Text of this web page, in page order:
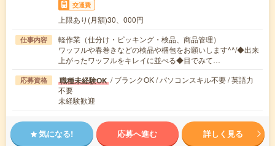
交通費
上限あり(月額)30、000円
仕事内容
軽作業（仕分け・ピッキング・検品、商品管理）
ワッフルや春巻きなどの検品や梱包をお願いします^^/◆出来
上がったワッフルをキレイに並べる◆目でみて…
応募資格 職種未経験OK / ブランクOK / パソコンスキル不要 / 英語力
不要
未経験歓迎
気になる! 応募へ進む 詳しく見る